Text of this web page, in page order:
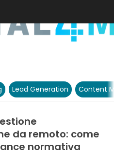
Lead Generation Content
da remoto: come
normativa